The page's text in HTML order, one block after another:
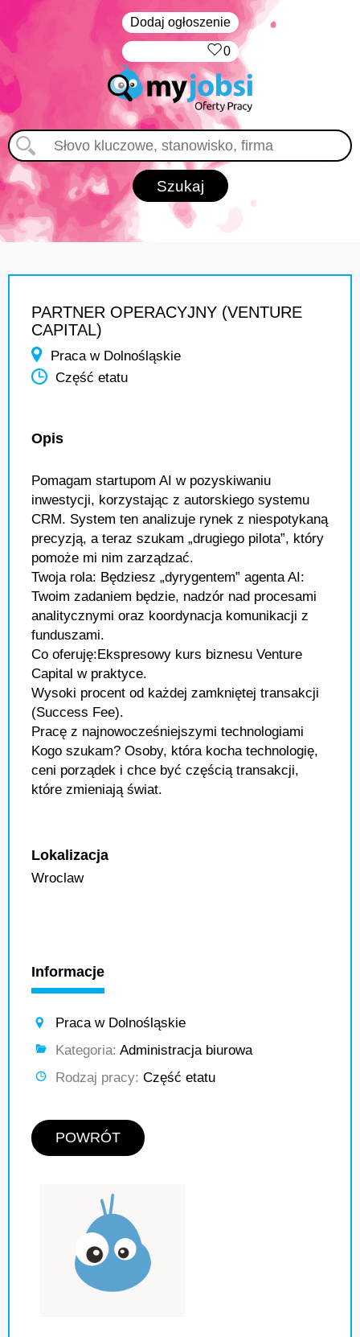
Dodaj ogłoszenie
0
PARTNER OPERACYJNY (VENTURE
CAPITAL)
Praca w Dolnośląskie
Część etatu
Opis
Pomagam startupom AI w pozyskiwaniu
inwestycji, korzystając z autorskiego systemu
CRM. System ten analizuje rynek z niespotykaną
precyzją, a teraz szukam „drugiego pilota”, który
pomoże mi nim zarządzać.
Twoja rola: Będziesz „dyrygentem” agenta AI:
Twoim zadaniem będzie, nadzór nad procesami
analitycznymi oraz koordynacja komunikacji z
funduszami.
Co oferuję:Ekspresowy kurs biznesu Venture
Capital w praktyce.
Wysoki procent od każdej zamkniętej transakcji
(Success Fee).
Pracę z najnowocześniejszymi technologiami
Kogo szukam? Osoby, która kocha technologię,
ceni porządek i chce być częścią transakcji,
które zmieniają świat.
Lokalizacja
Wroclaw
Informacje
Praca w Dolnośląskie
Kategoria: Administracja biurowa
Rodzaj pracy: Część etatu
POWRÓT